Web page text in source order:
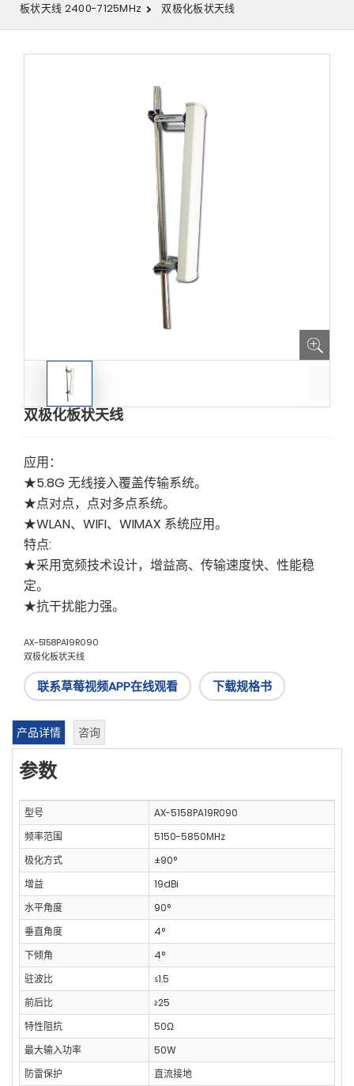
板状天线 2400-7125MHz
双极化板状天线
双极化板状天线
应用：
★5.8G 无线接入覆盖传输系统。
★点对点，点对多点系统。
★WLAN、WIFI、WIMAX 系统应用。
特点:
★采用宽频技术设计，增益高、传输速度快、性能稳
定。
★抗干扰能力强。
AX-5158PA19R090
双极化板状天线
联系草莓视频APP在线观看 下载规格书
产品详情 咨询
参数
型号
AX-5158PA19R090
频率范围
5150-5850MHz
极化方式
±90°
增益
19dBi
水平角度
90°
垂直角度
4°
下倾角
4°
驻波比
≤1.5
前后比
≥25
特性阻抗
50Ω
最大输入功率
50W
防雷保护
直流接地